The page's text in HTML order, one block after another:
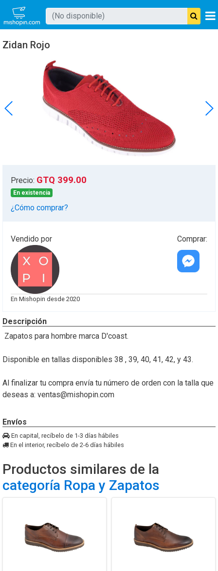
Mishopin
Buscar producto
Zidan Rojo
Precio: GTQ 399.00
En existencia
¿Cómo comprar?
Vendido por Comprar:
este
messenger
En Mishopin desde 2020
Descripción
Zapatos para hombre marca D'coast.
Disponible en tallas disponibles 38 , 39, 40, 41, 42, y 43.
Al finalizar tu compra envía tu número de orden con la talla que
deseas a: ventas@mishopin.com
Envíos
En capital, recíbelo de 1-3 días hábiles
En el interior, recíbelo de 2-6 días hábiles
Productos similares de la
categoría Ropa y Zapatos